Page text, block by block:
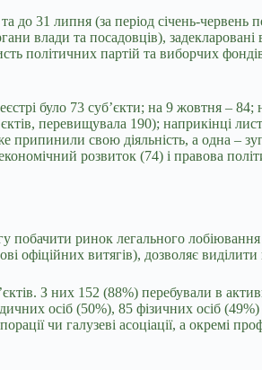
до 31 липня (за період січень-червень
влади та посадовців),
політичних партій та виборчих
було 73 суб’єкти; на 9 жовтня –
перевищувала 190); наприкінці
припинили свою діяльність, а одна –
економічний розвиток (74) і правова
побачити ринок легального
офіційних витягів), дозволяє виділити
З них 152 (88%) перебували в
осіб (50%), 85 фізичних осіб
чи галузеві асоціації, а окремі